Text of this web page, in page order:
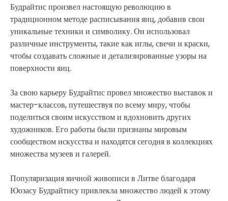
Будрайтис произвел настоящую революцию в
традиционном методе расписывания яиц, добавив свои
уникальные техники и символику. Он использовал
различные инструменты, такие как иглы, свечи и краски,
чтобы создавать сложные и детализированные узоры на
поверхности яиц.
За свою карьеру Будрайтис провел множество выставок и
мастер-классов, путешествуя по всему миру, чтобы
поделиться своим искусством и вдохновить других
художников. Его работы были признаны мировым
сообществом искусства и находятся сегодня в коллекциях
множества музеев и галерей.
Популяризация яичной живописи в Литве благодаря
Юозасу Будрайтису привлекла множество людей к этому